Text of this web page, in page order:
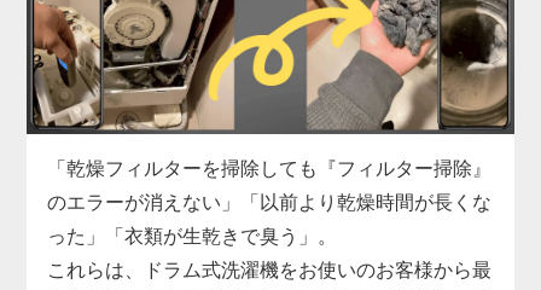
部品交換で大掛かりな分解が必要になる今こそ、洗
濯機分解クリーニングの絶好の機会です。
豊前市での実績も豊富な私たちが、駆動系の修理と
合わせて蓄積したヘドロ汚れも一掃し、洗濯機の寿
命を延ばします。
「乾燥フィルターを掃除しても『フィルター掃除』
のエラーが消えない」「以前より乾燥時間が長くな
った」「衣類が生乾きで臭う」。
これらは、ドラム式洗濯機をお使いのお客様から最